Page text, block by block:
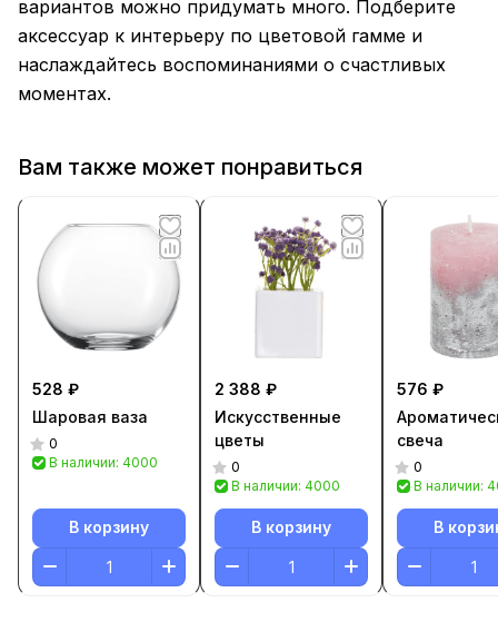
вариантов можно придумать много. Подберите
аксессуар к интерьеру по цветовой гамме и
наслаждайтесь воспоминаниями о счастливых
моментах.
Вам также может понравиться
528 ₽
Шаровая ваза
0
В наличии: 4000
В корзину
2 388 ₽
Искусственные
цветы
0
В наличии: 4000
В корзину
576 ₽
свеча
0
В наличии:
В